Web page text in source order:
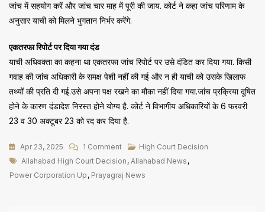
जांच में सहयोग करें और जांच चार माह में पूरी की जाय. कोर्ट ने कहा जांच परिणाम के
अनुसार याची को मिलने भुगतान निर्भर करेंगे.
एकतरफा रिपोर्ट पर दिया गया दंड
याची अधिवक्ता का कहना था एकतरफा जांच रिपोर्ट पर उसे दंडित कर दिया गया. किसी
गवाह की जांच अधिकारी के समक्ष पेशी नहीं की गई और न ही याची को उसके खिलाफ
तथ्यों की प्रति दी गई.उसे अपना पक्ष रखने का मौका नहीं दिया गया.जांच प्रक्रिया दूषित
होने के कारण दंडादेश निरस्त होने योग्य है. कोर्ट ने विभागीय अधिकारियों के 6 फरवरी
23 व 30 अक्टूबर 23 को रद कर दिया है.
Apr 23, 2025 1 CommentOn
जांच
के
High Court Decision
Tags
Allahabad High Court Decision , Allahabad News ,
Power Corporation Up , Prayagraj News